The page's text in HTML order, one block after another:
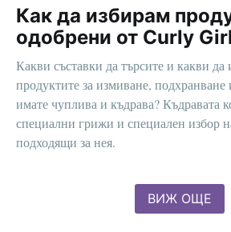
Как да избирам
одобрени от Curly
Какви съставки да търсите и какви да
продуктите за измиване, подхранване
имате чуплива и къдрава? Къдравата
специални грижи и специален избор
подходящи за нея.
ВИЖ ОЩЕ